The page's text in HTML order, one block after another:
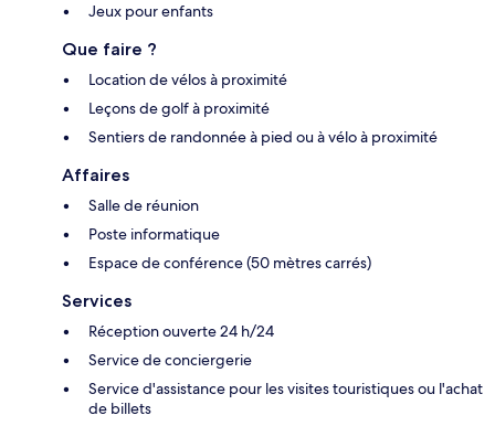
Jeux pour enfants
Que faire ?
Location de vélos à proximité
Leçons de golf à proximité
Sentiers de randonnée à pied ou à vélo à proximité
Affaires
Salle de réunion
Poste informatique
Espace de conférence (50 mètres carrés)
Services
Réception ouverte 24 h/24
Service de conciergerie
Service d'assistance pour les visites touristiques ou l'achat
de billets